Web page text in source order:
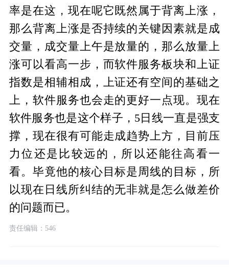
率是在这，现在呢它既然属于背离上涨，
那么背离上涨是否持续的关键因素就是成
交量，成交量上午是放量的，那么放量上
涨可以看高一步，而软件服务板块和上证
指数是相辅相成，上证还有空间的基础之
上，软件服务也会走的更好一点现。现在
软件服务也是这个样子，5日线一直是强支
撑，现在很有可能走成趋势上方，目前压
力位还是比较远的，所以还能往高看一
看。毕竟他的核心目标是周线的目标，所
以现在日线所纠结的无非就是怎么做差价
的问题而已。
责任编辑：546